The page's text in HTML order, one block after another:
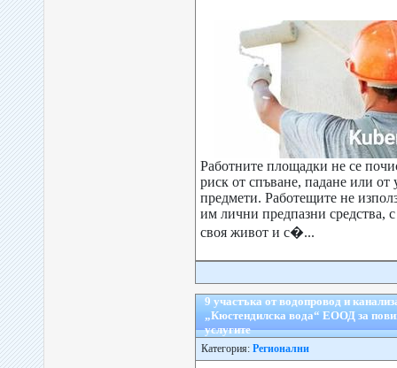
Работните площадки не се
риск от спъване, падане или от
предмети. Работещите не
им лични предпазни средства, с
своя живот и с�...
9 участъка от водопровод и
„Кюстендилска вода“ ЕООД за
услугите
Категория: Регионални